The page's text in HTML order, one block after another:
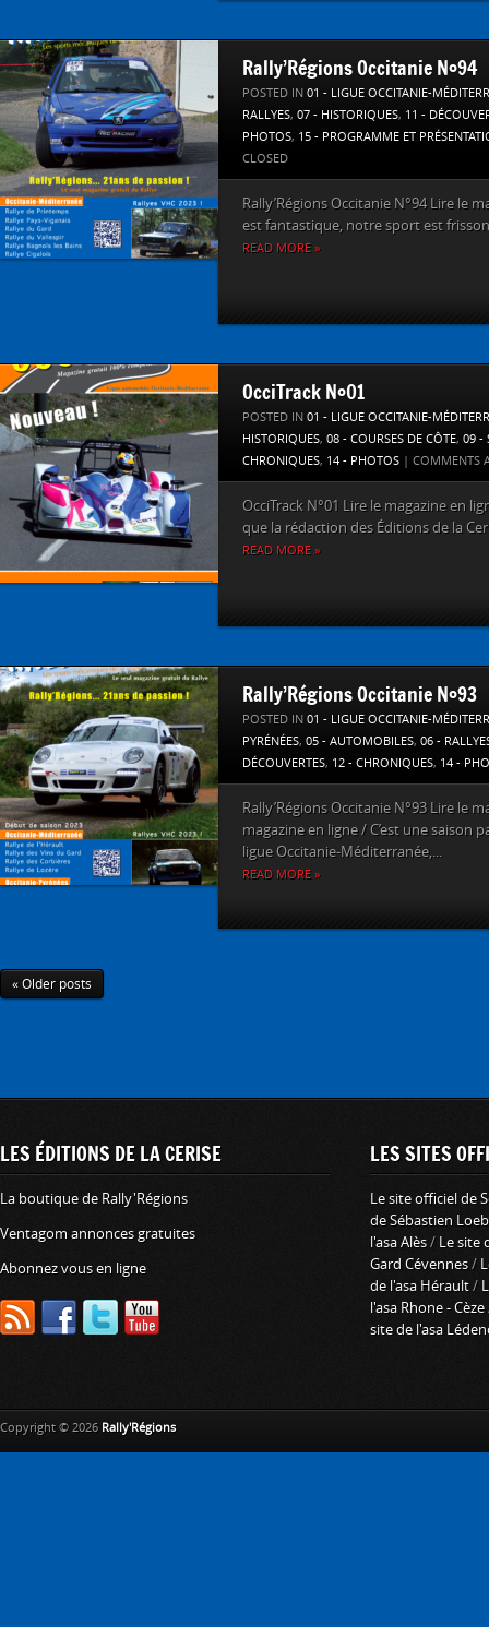
Rally’Régions Occitanie N°94
POSTED IN 01 - LIGUE OCCITANIE-
RALLYES, 07 - HISTORIQUES, 11 -
PHOTOS, 15 - PROGRAMME ET
CLOSED
Rally’Régions Occitanie N°94 Lire le
est fantastique, notre sport est
READ MORE »
OcciTrack N°01
POSTED IN 01 - LIGUE OCCITANIE-
HISTORIQUES, 08 - COURSES DE CÔTE, 09 -
CHRONIQUES, 14 - PHOTOS | COMMENTS
OcciTrack N°01 Lire le magazine en
que la rédaction des Éditions de la
READ MORE »
Rally’Régions Occitanie N°93
POSTED IN 01 - LIGUE OCCITANIE-
PYRÉNÉES, 05 - AUTOMOBILES, 06 -
DÉCOUVERTES, 12 - CHRONIQUES, 14 -
Rally’Régions Occitanie N°93 Lire le
magazine en ligne / C’est une saison
ligue Occitanie-Méditerranée,...
READ MORE »
« Older posts
LES ÉDITIONS DE LA CERISE
La boutique de Rally'Régions
Ventagom annonces gratuites
Abonnez vous en ligne
LES SITES
Le site officiel de
de Sébastien Loeb
l'asa Alès/ Le site
Gard Cévennes/
de l'asa Hérault/
l'asa Rhone - Cèze
site de l'asa
Copyright © 2026 Rally'Régions